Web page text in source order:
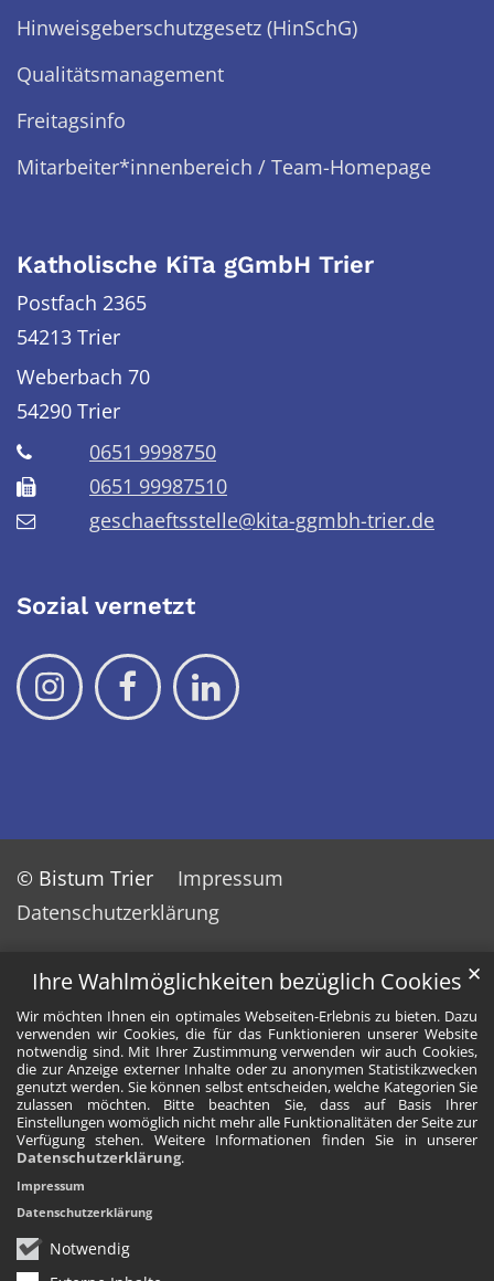
Ihre Wahlmöglichkeiten bezüglich Cookies
Wir möchten Ihnen ein optimales Webseiten-Erlebnis zu bieten. Dazu
verwenden wir Cookies, die für das Funktionieren unserer Website
notwendig sind. Mit Ihrer Zustimmung verwenden wir auch Cookies,
die zur Anzeige externer Inhalte oder zu anonymen Statistikzwecken
genutzt werden. Sie können selbst entscheiden, welche Kategorien Sie
zulassen möchten. Bitte beachten Sie, dass auf Basis Ihrer
Einstellungen womöglich nicht mehr alle Funktionalitäten der Seite zur
Verfügung stehen. Weitere Informationen finden Sie in unserer
Datenschutzerklärung.
Notwendig
✕
Impressum
Datenschutzerklärung
Hinweisgeberschutzgesetz (HinSchG)
Qualitätsmanagement
Freitagsinfo
Mitarbeiter*innenbereich / Team-Homepage
Katholische KiTa gGmbH Trier
Postfach 2365
54213 Trier
Weberbach 70
54290 Trier
0651 9998750
0651 99987510
geschaeftsstelle@kita-ggmbh-trier.de
Sozial vernetzt
© Bistum Trier
Impressum
Datenschutzerklärung